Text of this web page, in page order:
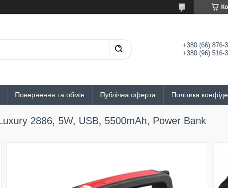
+380 (66) 876-
+380 (96) 516-
Повернення та обмін Публічна оферта Політика
Luxury 2886, 5W, USB, 5500mAh, Power Bank